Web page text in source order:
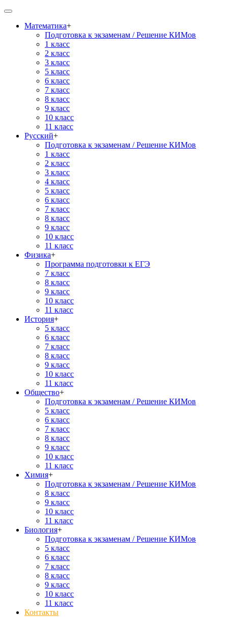
Математика+
Подготовка к экзаменам / Решение КИМов
1 класс
2 класс
3 класс
5 класс
6 класс
7 класс
8 класс
9 класс
10 класс
11 класс
Русский+
Подготовка к экзаменам / Решение КИМов
1 класс
2 класс
3 класс
4 класс
5 класс
6 класс
7 класс
8 класс
9 класс
10 класс
11 класс
Физика+
Программа подготовки к ЕГЭ
7 класс
8 класс
9 класс
10 класс
11 класс
История+
5 класс
6 класс
7 класс
8 класс
9 класс
10 класс
11 класс
Общество+
Подготовка к экзаменам / Решение КИМов
5 класс
6 класс
7 класс
8 класс
9 класс
10 класс
11 класс
Химия+
Подготовка к экзаменам / Решение КИМов
8 класс
9 класс
10 класс
11 класс
Биология+
Подготовка к экзаменам / Решение КИМов
5 класс
6 класс
7 класс
8 класс
9 класс
10 класс
11 класс
Контакты